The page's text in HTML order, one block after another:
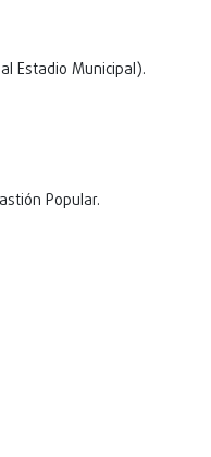
Estadio Municipal).
Popular.